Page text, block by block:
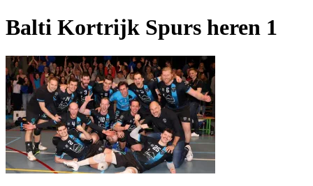
Balti Kortrijk Spurs heren 1